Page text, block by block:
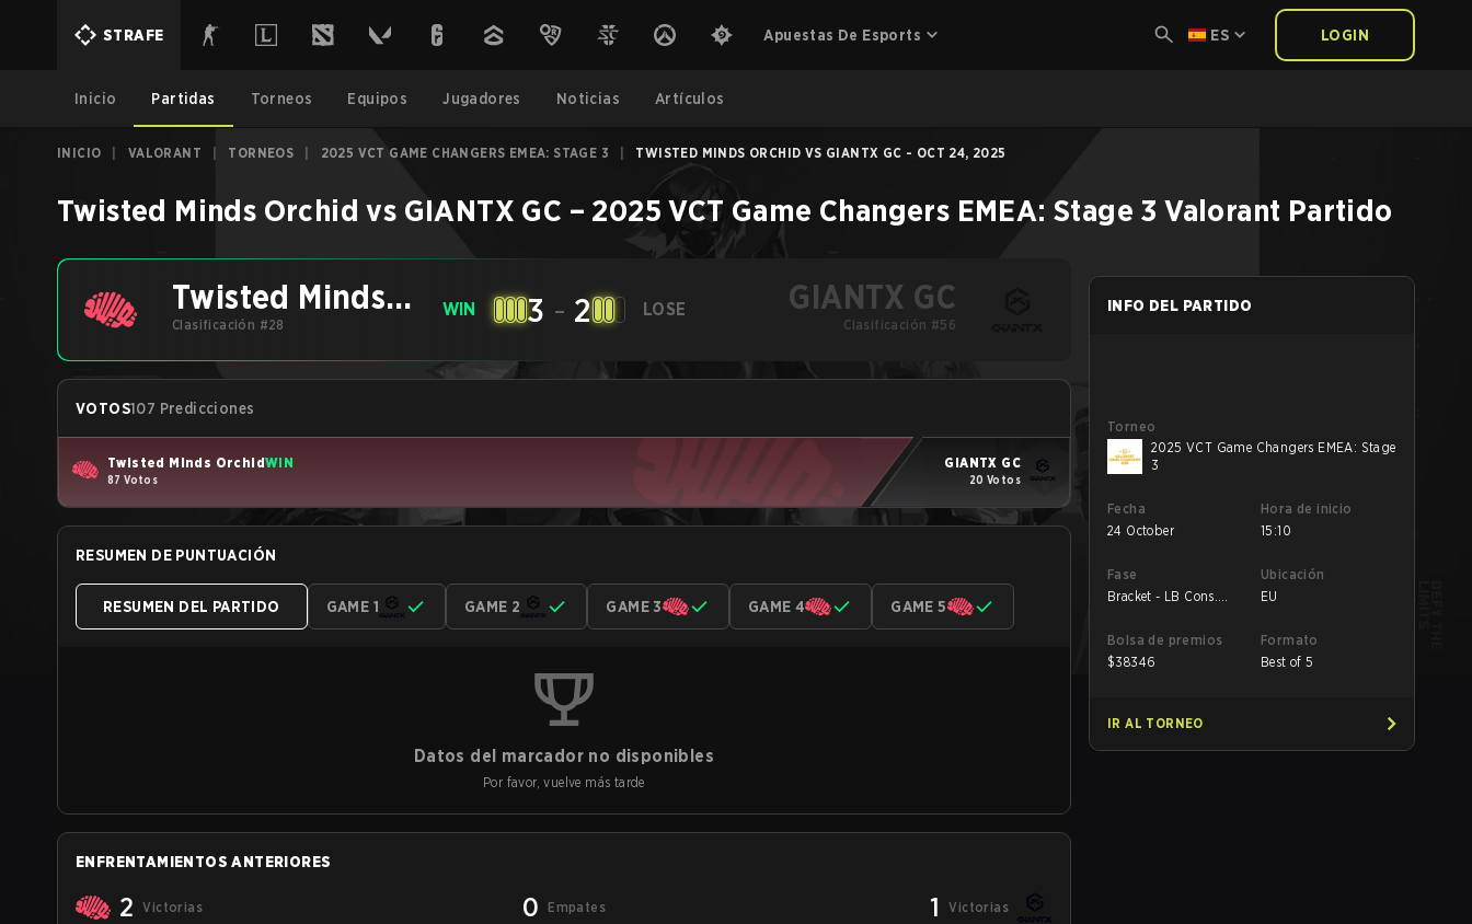
STRAFE Apuestas De Esports ES LOGIN
Inicio Partidas Torneos Equipos Jugadores Noticias Artículos
INICIO VALORANT TORNEOS 2025 VCT GAME CHANGERS EMEA: STAGE 3 TWISTED MINDS ORCHID VS GIANTX GC - OCT 24, 2025
Twisted Minds Orchid vs GIANTX GC – 2025 VCT Game Changers EMEA: Stage 3 Valorant Partido
Twisted Minds
Orchid
Clasificación #28
WIN 3 - 2 LOSE GIANTX GC
Clasificación #56
VOTOS107 Predicciones
Twisted Minds OrchidWIN
87 Votos
GIANTX GC
20 Votos
RESUMEN DE PUNTUACIÓN
RESUMEN DEL PARTIDO GAME 1 GAME 2 GAME 3 GAME 4 GAME 5
Datos del marcador no disponibles
Por favor, vuelve más tarde
ENFRENTAMIENTOS ANTERIORES
2 Victorias 0 Empates 1 Victorias
INFO DEL PARTIDO
Torneo
2025 VCT Game Changers EMEA: Stage
3
Fecha
24 October
Hora de inicio
15:10
Fase
Bracket - LB Cons.
Ubicación
EU
Bolsa de premios
$38346
Formato
Best of 5
IR AL TORNEO